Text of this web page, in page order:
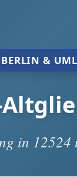
&
in 12524